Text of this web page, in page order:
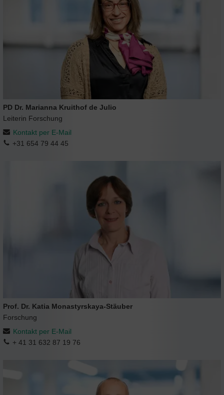
PD Dr. Marianna Kruithof de Julio
Leiterin Forschung
Kontakt per E-Mail
+31 654 79 44 45
Prof. Dr. Katia Monastyrskaya-Stäuber
Forschung
Kontakt per E-Mail
+ 41 31 632 87 19 76